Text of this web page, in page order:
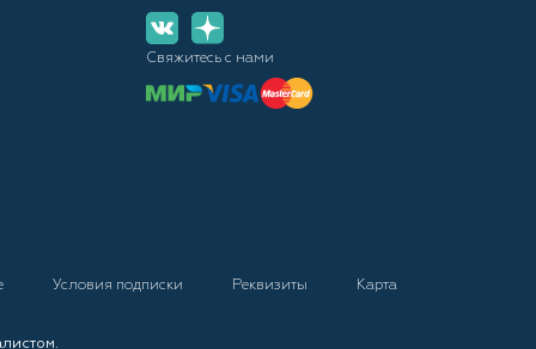
Свяжитесь с нами
Условия подписки Реквизиты
Карта